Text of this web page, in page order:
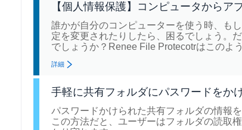
【個人情報保護】コンピュータからア
誰かが自分のコンピューターを使う時、も
定を変更されたりしたら、困るでしょう。
でしょうか？Renee File Protecotrはこのよ
詳細
手軽に共有フォルダにパスワードをか
パスワードかけられた共有フォルダの情報
この方法だと、ユーザーはフォルダの読取